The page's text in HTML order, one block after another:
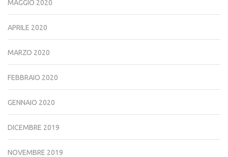
MAGGIO 2020
APRILE 2020
MARZO 2020
FEBBRAIO 2020
GENNAIO 2020
DICEMBRE 2019
NOVEMBRE 2019